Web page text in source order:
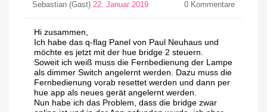
Sebastian (Gast) 22. Januar 2019 0 Kommentare
Hi zusammen,
Ich habe das q-flag Panel von Paul Neuhaus und
möchte es jetzt mit der hue bridge 2 steuern.
Soweit ich weiß muss die Fernbedienung der Lampe
als dimmer Switch angelernt werden. Dazu muss die
Fernbedienung vorab resettet werden und dann per
hue app als neues gerät angelernt werden.
Nun habe ich das Problem, dass die bridge zwar